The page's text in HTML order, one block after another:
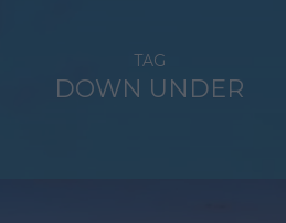
TAG
DOWN UNDER